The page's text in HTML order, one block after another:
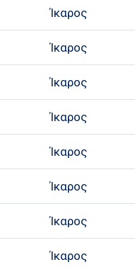
Ίκαρος
Ίκαρος
Ίκαρος
Ίκαρος
Ίκαρος
Ίκαρος
Ίκαρος
Ίκαρος